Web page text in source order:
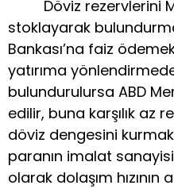
Döviz rezervlerini
stoklayarak
Bankası’na faiz
yatırıma
bulundurulursa ABD
edilir, buna karşılık az
döviz dengesini
paranın imalat
olarak dolaşım hızının